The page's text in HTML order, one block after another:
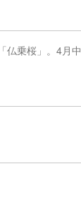
仏乗桜」。4月中